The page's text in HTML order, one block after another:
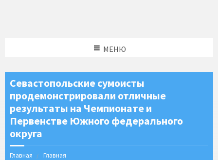
МЕНЮ
Севастопольские сумоисты
продемонстрировали отличные
результаты на Чемпионате и
Первенстве Южного федерального
округа
Главная Главная